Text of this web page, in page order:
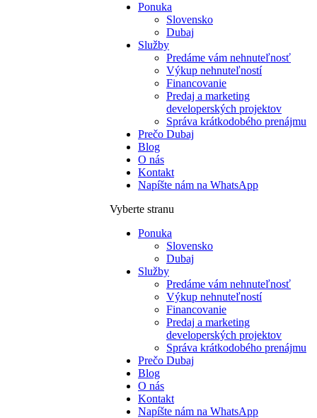
Ponuka
Slovensko
Dubaj
Služby
Predáme vám nehnuteľnosť
Výkup nehnuteľností
Financovanie
Predaj a marketing
developerských projektov
Správa krátkodobého prenájmu
Prečo Dubaj
Blog
O nás
Kontakt
Napíšte nám na WhatsApp
Vyberte stranu
Ponuka
Slovensko
Dubaj
Služby
Predáme vám nehnuteľnosť
Výkup nehnuteľností
Financovanie
Predaj a marketing
developerských projektov
Správa krátkodobého prenájmu
Prečo Dubaj
Blog
O nás
Kontakt
Napíšte nám na WhatsApp